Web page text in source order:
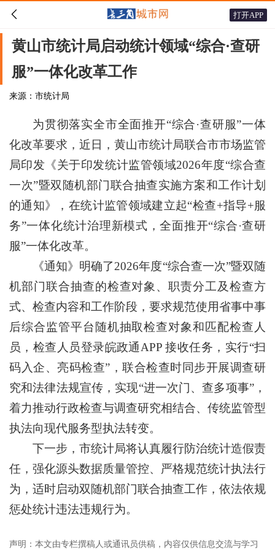
 打开APP
黄山市统计局启动统计领域“综合·查研
服”一体化改革工作
来源：市统计局
为贯彻落实全市全面推开“综合·查研服”一体
化改革要求，近日，黄山市统计局联合市市场监管
局印发《关于印发统计监管领域2026年度“综合查
一次”暨双随机部门联合抽查实施方案和工作计划
的通知》，在统计监管领域建立起“检查+指导+服
务”一体化统计治理新模式，全面推开“综合·查研
服”一体化改革。
《通知》明确了2026年度“综合查一次”暨双随
机部门联合抽查的检查对象、职责分工及检查方
式、检查内容和工作阶段，要求规范使用省事中事
后综合监管平台随机抽取检查对象和匹配检查人
员，检查人员登录皖政通APP 接收任务，实行“扫
码入企、亮码检查”，联合检查时同步开展调查研
究和法律法规宣传，实现“进一次门、查多项事”，
着力推动行政检查与调查研究相结合、传统监管型
执法向现代服务型执法转变。
下一步，市统计局将认真履行防治统计造假责
任，强化源头数据质量管控、严格规范统计执法行
为，适时启动双随机部门联合抽查工作，依法依规
惩处统计违法违规行为。
声明：本文由专栏撰稿人或通讯员供稿，内容仅供信息交流与学习